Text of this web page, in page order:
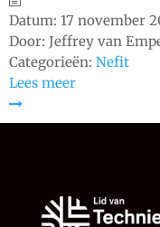
Datum: 17 november
Door: Jeffrey van
Categorieën: Nefit
Lees meer